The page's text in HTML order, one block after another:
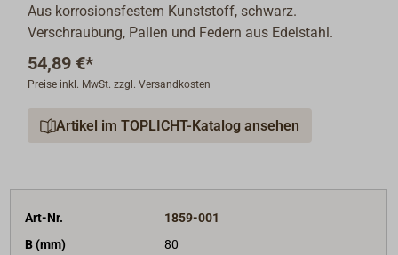
Aus korrosionsfestem Kunststoff, schwarz.
Verschraubung, Pallen und Federn aus Edelstahl.
54,89 €*
Preise inkl. MwSt. zzgl. Versandkosten
Artikel im TOPLICHT-Katalog ansehen
Art-Nr.
1859-001
B (mm)
80